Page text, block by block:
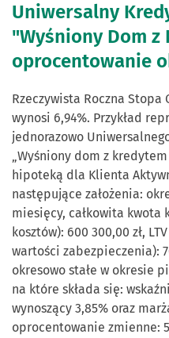
Uniwersalny
"Wyśniony Dom
oprocentowanie
Rzeczywista Roczna Stopa
wynosi 6,94%. Przykład
jednorazowo
„Wyśniony dom z
hipoteką dla Klienta
następujące założenia:
miesięcy, całkowita kwota
kosztów): 600 300,00 zł,
wartości zabezpieczenia):
okresowo stałe w okresie
na które składa się:
wynoszący 3,85% oraz
oprocentowanie zmienne: